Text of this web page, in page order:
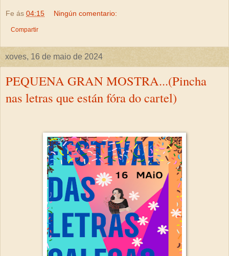
Fe ás 04:15 Ningún comentario:
Compartir
xoves, 16 de maio de 2024
PEQUENA GRAN MOSTRA...(Pincha
nas letras que están fóra do cartel)